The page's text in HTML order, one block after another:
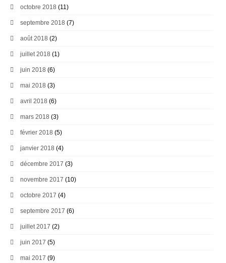
octobre 2018 (11)
septembre 2018 (7)
août 2018 (2)
juillet 2018 (1)
juin 2018 (6)
mai 2018 (3)
avril 2018 (6)
mars 2018 (3)
février 2018 (5)
janvier 2018 (4)
décembre 2017 (3)
novembre 2017 (10)
octobre 2017 (4)
septembre 2017 (6)
juillet 2017 (2)
juin 2017 (5)
mai 2017 (9)